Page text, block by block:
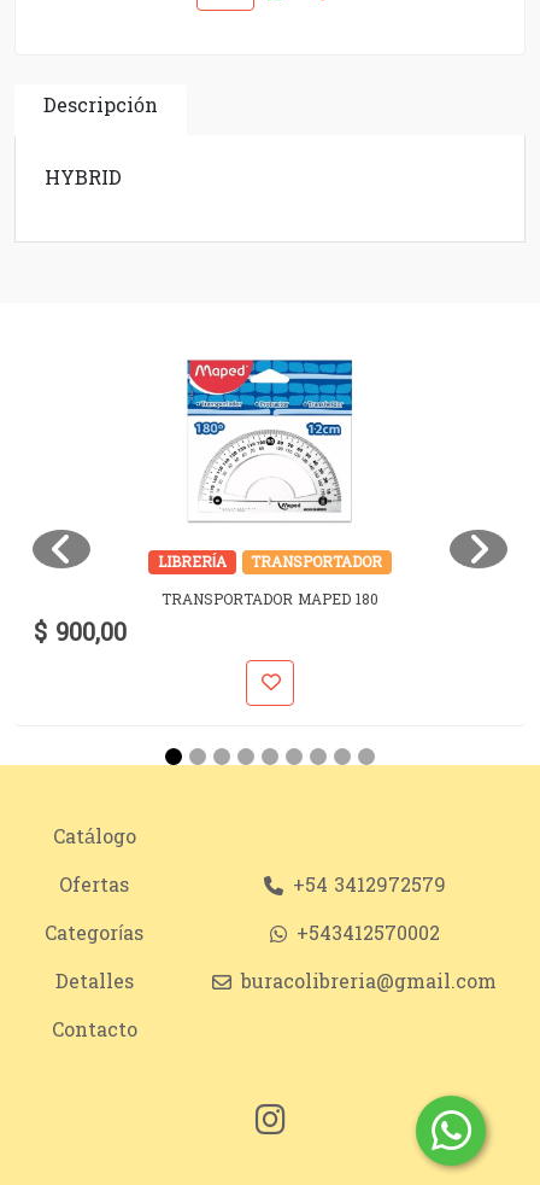
Descripción
HYBRID
LIBRERÍA
TRANSPORTADOR
TRANSPORTADOR MAPED 180
$ 900,00
Catálogo
Ofertas
Categorías
Detalles
Contacto
+54 3412972579
+543412570002
buracolibreria@gmail.com